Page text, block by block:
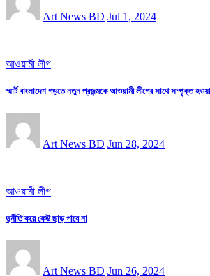
Art News BD Jul 1, 2024
আওয়ামী লীগ
স্মার্ট বাংলাদেশ গড়তে নতুন প্রজন্মকে আওয়ামী লীগের সাথে সম্পৃক্ত
Art News BD Jun 28, 2024
আওয়ামী লীগ
দুর্নীতি করে কেউ ছাড় পাবে না
Art News BD Jun 26, 2024